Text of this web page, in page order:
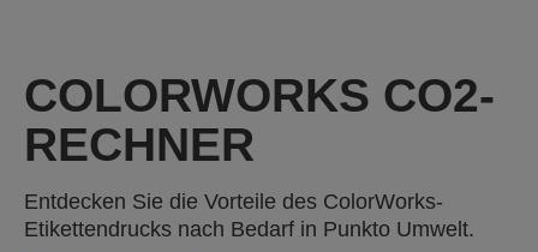
COLORWORKS CO2-
RECHNER
Entdecken Sie die Vorteile des ColorWorks-
Etikettendrucks nach Bedarf in Punkto Umwelt.